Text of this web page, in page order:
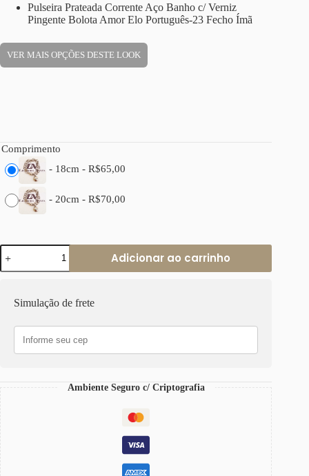
Pulseira Prateada Corrente Aço Banho c/ Verniz
Pingente Bolota Amor Elo Português-23 Fecho Ímã
VER MAIS OPÇÕES DESTE LOOK
Comprimento
- 18cm - R$65,00
- 20cm - R$70,00
Pulseira
Prateada
Pingente
Corrente
Banho
Português
Adicionar ao carrinho
Simulação de frete
Ambiente Seguro c/ Criptografia